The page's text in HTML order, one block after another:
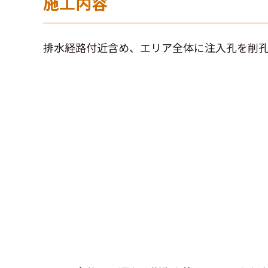
排水経路付近含め、エリア全体に注入孔を削